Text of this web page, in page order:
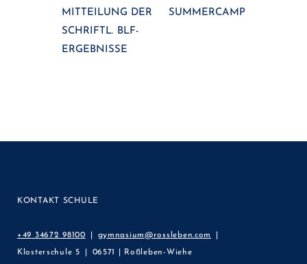
MITTEILUNG DER
SCHRIFTL. BLF-
ERGEBNISSE
SUMMERCAMP
KONTAKT SCHULE
+49 34672 98100 gymnasium@rossleben.com
Klosterschule 5 06571 | Roßleben-Wiehe